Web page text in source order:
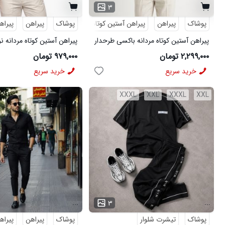
۳
پوشاک
پیراهن پیراهن آستین کوتاه
طرحدار
پیراهن آستین کوتاه مردانه باکسی طرحدار
لینن سبز مدل 50971
۲,۲۹۹,۰۰۰ تومان
خرید سریع
پوشاک
پیراهن
پیراهن آستین کوتاه مردانه
ویسکوز سبز مدل 50977
۹۷۹,۰۰۰ تومان
خرید سریع
XXL
XXXL
XXL
XXXL
۳
...
پوشاک
تیشرت شلوار
...
پوشاک
پیراهن